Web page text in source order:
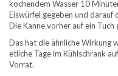
kochendem Wasser 10
Eiswürfel gegeben und darauf
Die Kanne vorher auf ein Tuch
Das hat die ähnliche Wirkung
etliche Tage im Kühlschrank
Vorrat.